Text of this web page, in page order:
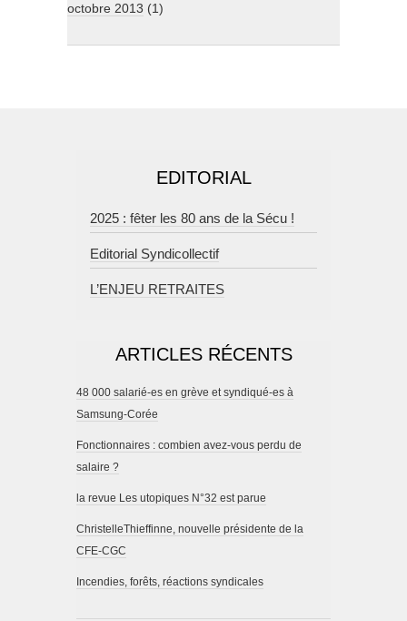
octobre 2013 (1)
EDITORIAL
2025 : fêter les 80 ans de la Sécu !
Editorial Syndicollectif
L’ENJEU RETRAITES
ARTICLES RÉCENTS
48 000 salarié-es en grève et syndiqué-es à
Samsung-Corée
Fonctionnaires : combien avez-vous perdu de
salaire ?
la revue Les utopiques N°32 est parue
ChristelleThieffinne, nouvelle présidente de la
CFE-CGC
Incendies, forêts, réactions syndicales